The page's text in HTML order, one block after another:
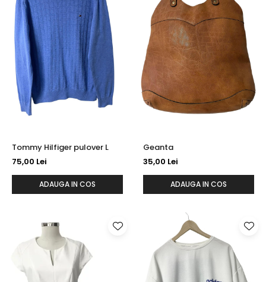
Tommy Hilfiger pulover L
75,00 Lei
ADAUGA IN COS
Geanta
35,00 Lei
ADAUGA IN COS